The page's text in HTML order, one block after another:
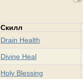
Скилл
Drain Health
Divine Heal
Holy Blessing